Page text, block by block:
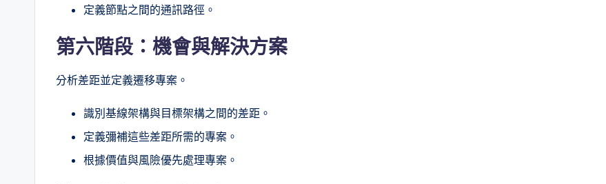
定義節點之間的通訊路徑。
第六階段：機會與解決方案
分析差距並定義遷移專案。
識別基線架構與目標架構之間的差距。
定義彌補這些差距所需的專案。
根據價值與風險優先處理專案。